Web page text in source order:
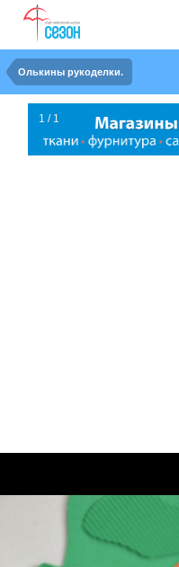
Олькины рукоделки.
1 / 1